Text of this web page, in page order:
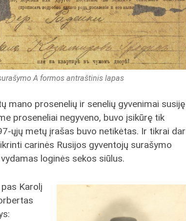
A formos antraštinis lapas
mano prosenelių ir senelių gyvenimai susiję
proseneliai negyveno, buvo įsikūrę tik
ųjų metų įrašas buvo netikėtas. Ir tikrai dar
carinės Rusijos gyventojų surašymo
loginės sekos siūlus.
Karolį